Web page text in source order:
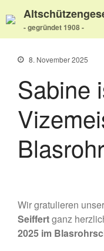
- gegründet 1908 -
8. November 2025
Sabine
Wir gratulieren
Seiffertganz
2025 im